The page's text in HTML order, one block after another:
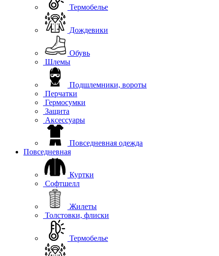
Термобелье
Дождевики
Обувь
Шлемы
Подшлемники, вороты
Перчатки
Гермосумки
Защита
Аксессуары
Повседневная одежда
Повседневная
Куртки
Софтшелл
Жилеты
Толстовки, флиски
Термобелье